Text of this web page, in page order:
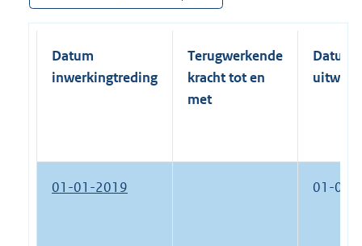
Datum
inwerkingtreding
Terugwerkende
kracht tot en
met
Datum
01-01-2019 01-01-